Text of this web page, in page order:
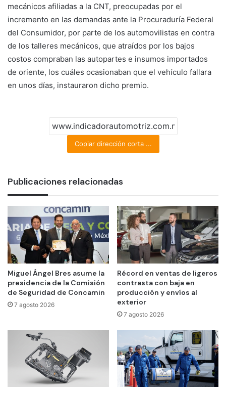
mecánicos afiliadas a la CNT, preocupadas por el
incremento en las demandas ante la Procuraduría Federal
del Consumidor, por parte de los automovilistas en contra
de los talleres mecánicos, que atraídos por los bajos
costos compraban las autopartes e insumos importados
de oriente, los cuáles ocasionaban que el vehículo fallara
en unos días, instauraron dicho premio.
Copiar dirección corta ...
Publicaciones relacionadas
Miguel Ángel Bres asume la
presidencia de la Comisión
de Seguridad de Concamin
7 agosto 2026
Récord en ventas de ligeros
contrasta con baja en
producción y envíos al
exterior
7 agosto 2026